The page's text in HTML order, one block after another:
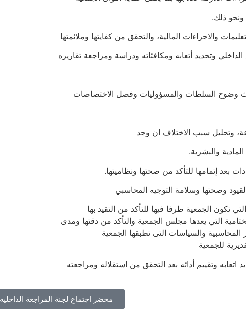
ونحو ذلك.
والاجراءات المالية، والتحقق من كفايتها وملائمتها
وتحديد أتعابه ومكافئاته ودراسة ومراجعة تقاريره
وضوح السلطات والمسؤوليات وفصل الاختصاصات
وتحليل سبب الاختلاف ان وجد
والبشرية.
بعد إتمامها للتأكد من صحتها ونظاميتها.
وصحتها وسلامة التوجيه المحاسبي
تكون الجمعية طرفا فيها للتأكد من التقيد بها
التي يعدها مجلس الجمعية والتأكد من دقتها ومدى
المحاسبية والسياسات التى تطبقها الجمعية
للجمعية
وتقییم أدائه بعد التحقق من استقلاله ومراجعته
محضر اجتماع لجنة المراجعة الداخليه